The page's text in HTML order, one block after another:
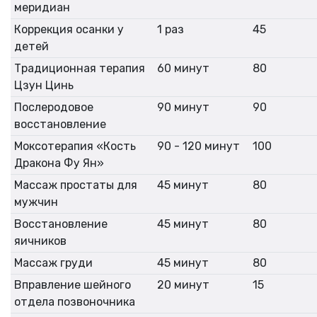
меридиан
Коррекция осанки у
детей
1 раз 45
Традиционная терапия
Цзун Цинь
60 минут 80
Послеродовое
восстановление
90 минут 90
Моксотерапия «Кость
Дракона Фу Ян»
90 - 120 минут 100
Массаж простаты для
мужчин
45 минут 80
Восстановление
яичников
45 минут 80
Массаж груди 45 минут
80
Вправление шейного
отдела позвоночника
20 минут 15